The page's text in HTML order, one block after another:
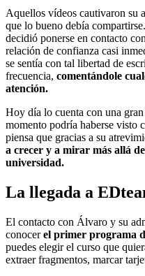
Aquellos vídeos cautivaron su
que lo bueno debía
decidió ponerse en contacto
relación de confianza casi
se sentía con tal libertad de
frecuencia, comentándole
atención.
Hoy día lo cuenta con una
momento podría haberse visto
piensa que gracias a su
a crecer y a mirar más allá
universidad.
La llegada a
El contacto con Álvaro y su
conocerel primer programa
puedes elegir el curso que
extraer fragmentos, marcar